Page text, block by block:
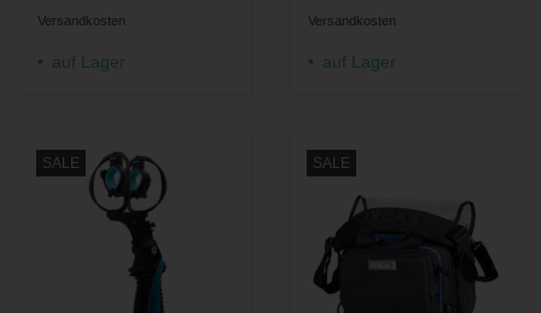
Versandkosten
auf Lager
Versandkosten
auf Lager
SALE SALE